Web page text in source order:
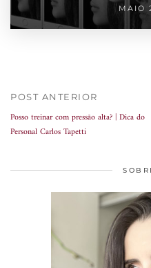
MAIO
POST ANTERIOR
Posso treinar com pressão alta? | Dica do
Personal Carlos Tapetti